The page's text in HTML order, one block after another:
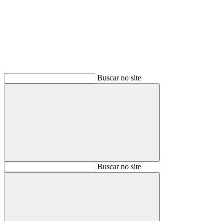
Buscar no site
BuscarBuscar no site